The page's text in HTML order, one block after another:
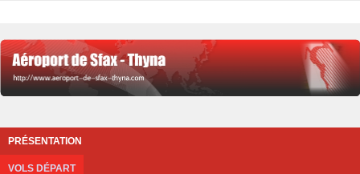
PRÉSENTATION
VOLS DÉPART